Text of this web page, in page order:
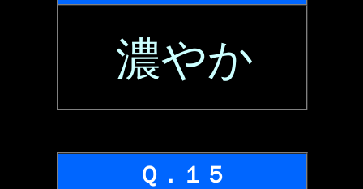
濃やか
Ｑ．１５